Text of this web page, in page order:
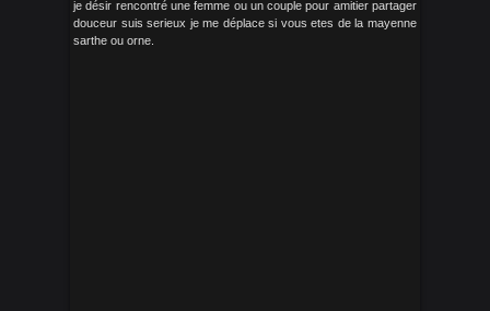
je désir rencontré une femme ou un couple pour amitier partager
douceur suis serieux je me déplace si vous etes de la mayenne
sarthe ou orne.